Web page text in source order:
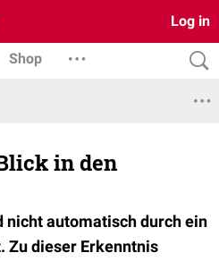
Log in
Shop
in den
nicht automatisch durch ein
Zu dieser Erkenntnis